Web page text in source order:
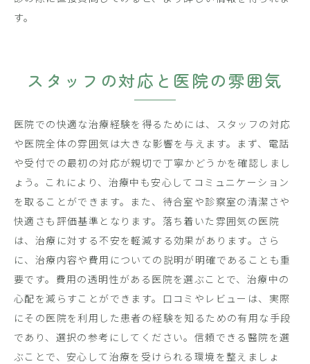
す。
スタッフの対応と医院の雰囲気
医院での快適な治療経験を得るためには、スタッフの対応
や医院全体の雰囲気は大きな影響を与えます。まず、電話
や受付での最初の対応が親切で丁寧かどうかを確認しまし
ょう。これにより、治療中も安心してコミュニケーション
を取ることができます。また、待合室や診察室の清潔さや
快適さも評価基準となります。落ち着いた雰囲気の医院
は、治療に対する不安を軽減する効果があります。さら
に、治療内容や費用についての説明が明確であることも重
要です。費用の透明性がある医院を選ぶことで、治療中の
心配を減らすことができます。口コミやレビューは、実際
にその医院を利用した患者の経験を知るための有用な手段
であり、選択の参考にしてください。信頼できる醫院を選
ぶことで、安心して治療を受けられる環境を整えましょ